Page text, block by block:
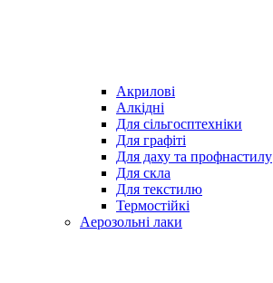
Акрилові
Алкідні
Для cільгосптехніки
Для графіті
Для даху та профнастилу
Для скла
Для текстилю
Термостійкі
Аерозольні лаки